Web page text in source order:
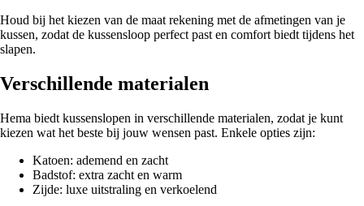
Houd bij het kiezen van de maat rekening met de afmetingen van je
kussen, zodat de kussensloop perfect past en comfort biedt tijdens het
slapen.
Verschillende materialen
Hema biedt kussenslopen in verschillende materialen, zodat je kunt
kiezen wat het beste bij jouw wensen past. Enkele opties zijn:
Katoen: ademend en zacht
Badstof: extra zacht en warm
Zijde: luxe uitstraling en verkoelend